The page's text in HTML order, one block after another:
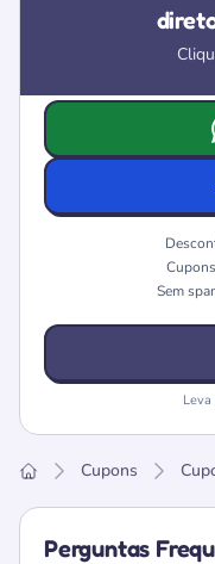
Escolha onde
Sem
Cupons
Perguntas